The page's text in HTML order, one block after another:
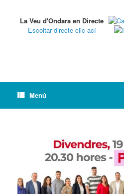
La Veu d'Ondara en Directe
Escoltar directe clic ací
Menú